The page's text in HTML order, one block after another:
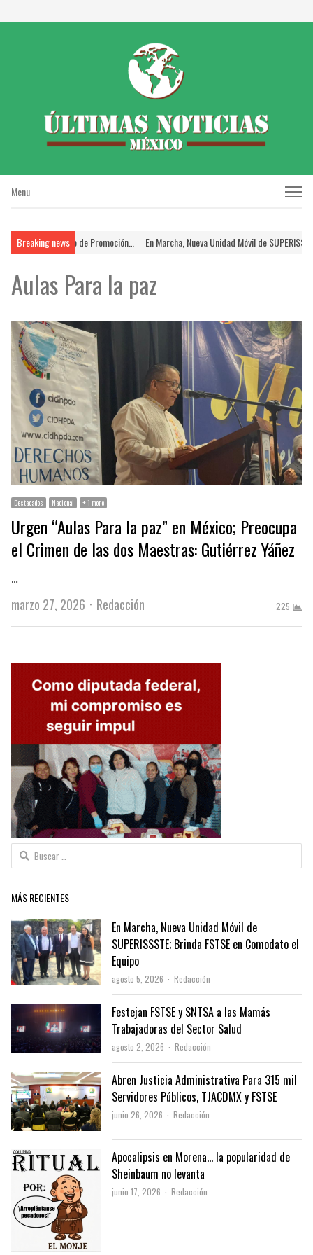
Menu
Menu
Breaking news
en el Proceso de Promoción… En Marcha, Nueva Unidad Móvil de
Aulas Para la paz
Destacados Nacional + 1 more
Urgen “Aulas Para la paz” en México; Preocupa
el Crimen de las dos Maestras: Gutiérrez Yáñez
…
marzo 27, 2026
Author
Redacción 225
Buscar:
MÁS RECIENTES
En Marcha, Nueva Unidad Móvil de
SUPERISSSTE; Brinda FSTSE en Comodato el
Equipo
agosto 5, 2026 Author
Redacción
Festejan FSTSE y SNTSA a las Mamás
Trabajadoras del Sector Salud
agosto 2, 2026 Author
Redacción
Abren Justicia Administrativa Para 315 mil
Servidores Públicos, TJACDMX y FSTSE
junio 26, 2026 Author
Redacción
Apocalipsis en Morena… la popularidad de
Sheinbaum no levanta
junio 17, 2026 Author
Redacción